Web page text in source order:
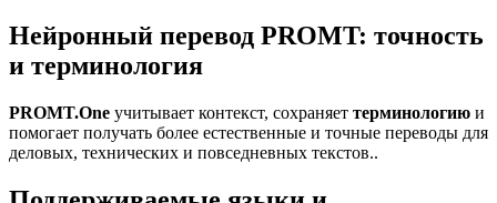
Нейронный перевод PROMT: точность
и терминология
PROMT.One учитывает контекст, сохраняет терминологию и
помогает получать более естественные и точные переводы для
деловых, технических и повседневных текстов..